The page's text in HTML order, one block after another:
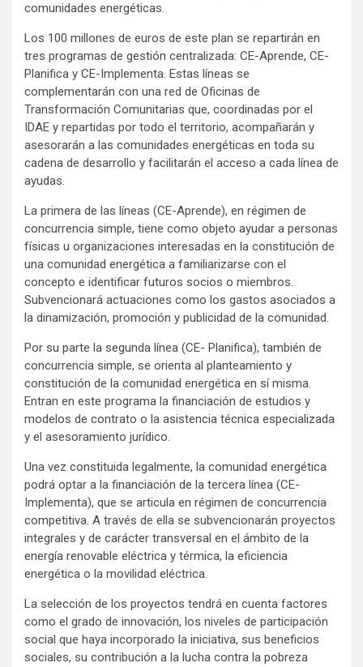
comunidades energéticas.
Los 100 millones de euros de este plan se repartirán en
tres programas de gestión centralizada: CE-Aprende, CE-
Planifica y CE-Implementa. Estas líneas se
complementarán con una red de Oficinas de
Transformación Comunitarias que, coordinadas por el
IDAE y repartidas por todo el territorio, acompañarán y
asesorarán a las comunidades energéticas en toda su
cadena de desarrollo y facilitarán el acceso a cada línea de
ayudas.
La primera de las líneas (CE-Aprende), en régimen de
concurrencia simple, tiene como objeto ayudar a personas
físicas u organizaciones interesadas en la constitución de
una comunidad energética a familiarizarse con el
concepto e identificar futuros socios o miembros.
Subvencionará actuaciones como los gastos asociados a
la dinamización, promoción y publicidad de la comunidad.
Por su parte la segunda línea (CE- Planifica), también de
concurrencia simple, se orienta al planteamiento y
constitución de la comunidad energética en sí misma.
Entran en este programa la financiación de estudios y
modelos de contrato o la asistencia técnica especializada
y el asesoramiento jurídico.
Una vez constituida legalmente, la comunidad energética
podrá optar a la financiación de la tercera línea (CE-
Implementa), que se articula en régimen de concurrencia
competitiva. A través de ella se subvencionarán proyectos
integrales y de carácter transversal en el ámbito de la
energía renovable eléctrica y térmica, la eficiencia
energética o la movilidad eléctrica.
La selección de los proyectos tendrá en cuenta factores
como el grado de innovación, los niveles de participación
social que haya incorporado la iniciativa, sus beneficios
sociales, su contribución a la lucha contra la pobreza